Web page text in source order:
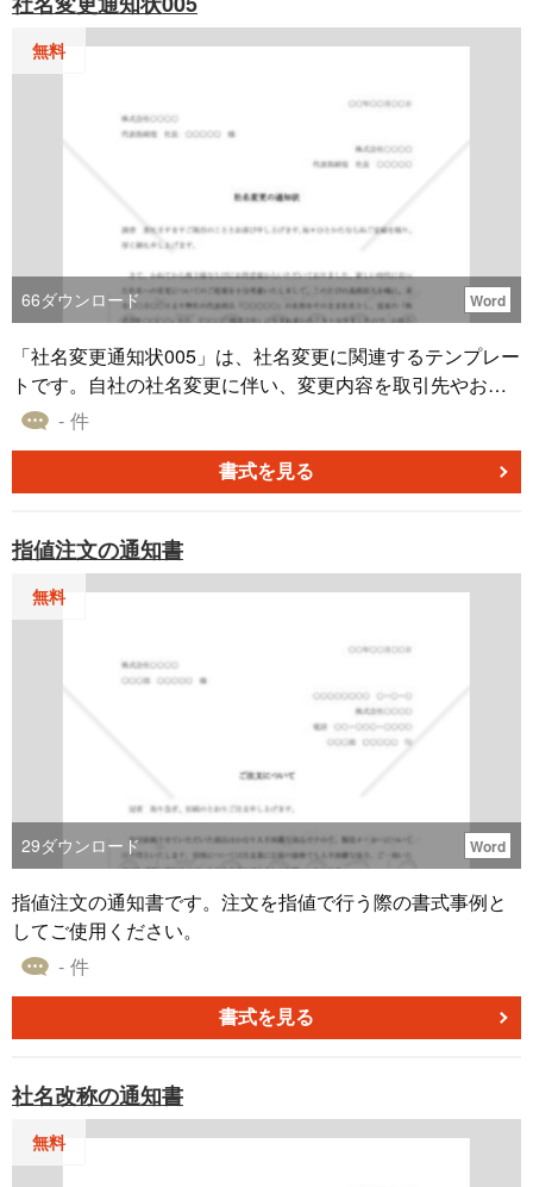
内容や手続き上の留意事項を社員に周知するための社内文
書です。経理・人事担当者が毎年作成する定型業務の一つ
です。 ■テンプレートの利用シーン ＜年末調整時期の社員
向け周知に＞ 11月から12月にかけて、書類提出依頼と税制
変更の説明を行う場面で活用できます。 ＜税制改正があっ
た年の周知資料に＞ 特別減税の実施や控除制度の変更があ
理部の毎年の定型業務として＞ 担当者が前年の通知書を雛
形に、当年度の改正情報を反映して使い回せます。 ■作
成・利用時のポイント ＜該当年度の改正情報を確認＞ 国税
庁発表の年末調整に関する手引きを参照し、当年度の改正
点を反映しましょう。 ＜変更項目を箇条書きで＞ 複数の改
正点を分けて記載し、社員が理解しやすい構成にします。
＜問い合わせ窓口を明示＞ 社内の窓口担当者を本文末尾に
記載します。 ＜提出書類と期限を併せて案内＞ 必要書類と
提出期限を、本通知と併せて社員に伝えます。 ■テンプレ
ートの利用メリット ＜周知文書を無料で整備＞ 毎年の通知
文を一から作る労力と外部委託費を抑えられます。 ＜情報
通知が完成し、周知タイミングの遅れを防げます。 ＜Word
形式で調整しやすい＞ 会社名、年度、提出期限、問い合わ
せ先、税制改正の案内内容などを自社の運用に合わせて簡
の税制を確認のうえ、必要に応じて税理士など専門家にご
無料
66ダウンロード Word
「社名変更通知状005」は、社名変更に関連するテンプレー
トです。自社の社名変更に伴い、変更内容を取引先やお客
様にお知らせするための手がかりとしてご利用ください。
徴しています。このテンプレートを通じて、新しい社名の
意味と背景を分かりやすく伝え、変更への理解を深めるこ
ると共に、新社名のもとで更なる成功を目指し、成長と発
展を図っていきましょう。 この「社名変更通知状005」テ
ンプレートを活用し、新社名へのスムーズな移行を実現し
- 件
書式を見る
指値注文の通知書
無料
29ダウンロード Word
指値注文の通知書です。注文を指値で行う際の書式事例と
してご使用ください。
- 件
書式を見る
社名改称の通知書
無料